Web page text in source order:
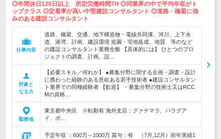
◎年間休日120日以上 所定労働時間7H ◎同業界の中で平均年収がト
ップクラス ◎定着率が高い中堅建設コンサルタント ◎道路・橋梁に強
みのある建設コンサルタント
仕事内容
道路、橋梁、交通、地下構造物・電線共同溝、河川、上下水
道、港湾、計画、建設環境 造園・宅地造成、地質 等のなど
の建設コンサルタント業務全般 【具体的には】 ひとつのプロ
ジェクトの調査、計画、設…
対象と
なる方
【必要スキル／何れか】 ●募集分野に関する企画・調査・設計
に携わった経験のある意欲ある若手技術者 ●建設コンサルタン
ト業界での同種経験者 【歓迎】 ・募集分野の技術士又はRCC
Mの資格…
勤務地
東京都中央区 ※転勤有 海外支店：グァテマラ、パラグア
イ、ボ…
予定年収 ：600万～1000万 賞与：有 （7月,12月）前年実績1